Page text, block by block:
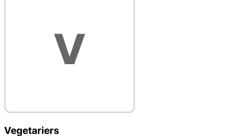
Vegetariers